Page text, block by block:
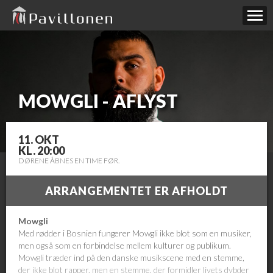
MOWGLI - AFLYST
11. OKT
KL. 20:00
DØRENE ÅBNES EN TIME FØR.
ARRANGEMENTET ER AFHOLDT
Mowgli
Med rødder i Bosnien fungerer Mowgli ikke blot som en musiker,
men også som en forbindelse mellem kulturer og publikum.
Mowgli træder ind på den danske musikscene med en stemme,
der ikke blot rapper, men en stemme, der formidler livets dybder